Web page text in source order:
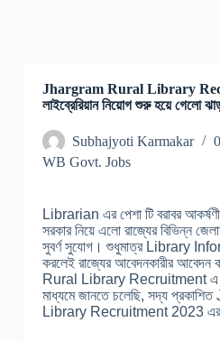
Jhargram Rural Library
লাইব্রেরিয়ান নিয়োগ শুরু হয়ে গেলো
Subhajyoti Karmakar
WB Govt. Jobs
Librarian এর পেশা টি বরাবর
সরকার নিয়ে এলো রাজ্যের বিভিন্ন
সুবর্ণ সুযোগ। শুধুমাত্র Library
করলেই রাজ্যের আবেদনকারীর আবেদন
Rural Library Recruitment এ।
মাধ্যমে জানতে চলেছি, সদ্য
Library Recruitment 2023 এর